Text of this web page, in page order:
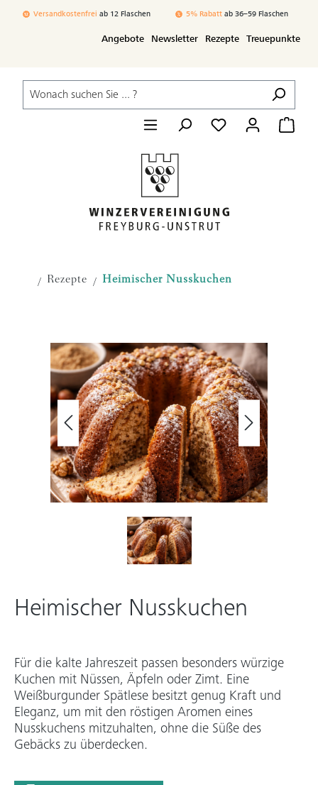
Zum Hauptinhalt springen
Versandkostenfrei ab 12 Flaschen 3% Rabattab 24–35 Flaschen
Angebote Newsletter Rezepte Treuepunkte
Rezepte Heimischer Nusskuchen
Heimischer Nusskuchen
Für die kalte Jahreszeit passen besonders würzige
Kuchen mit Nüssen, Äpfeln oder Zimt. Eine
Weißburgunder Spätlese besitzt genug Kraft und
Eleganz, um mit den röstigen Aromen eines
Nusskuchens mitzuhalten, ohne die Süße des
Gebäcks zu überdecken.